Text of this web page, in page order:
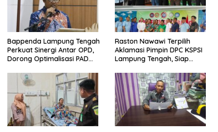
Bappenda Lampung Tengah
Perkuat Sinergi Antar OPD,
Dorong Optimalisasi PAD
Raston Nawawi Terpilih
Aklamasi Pimpin DPC KSPSI
Lampung Tengah, Siap
Buruh